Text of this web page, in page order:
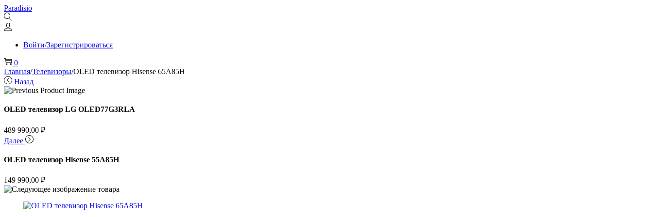
Перейти
к
навигации
Перейти
к
содержимому
Paradisio
Войти/Зарегистрироваться
0
Главная/Телевизоры/OLED телевизор Hisense 65A85H
Назад
OLED телевизор LG OLED77G3RLA
489 990,00 ₽
Далее
OLED телевизор Hisense 55A85H
149 990,00 ₽